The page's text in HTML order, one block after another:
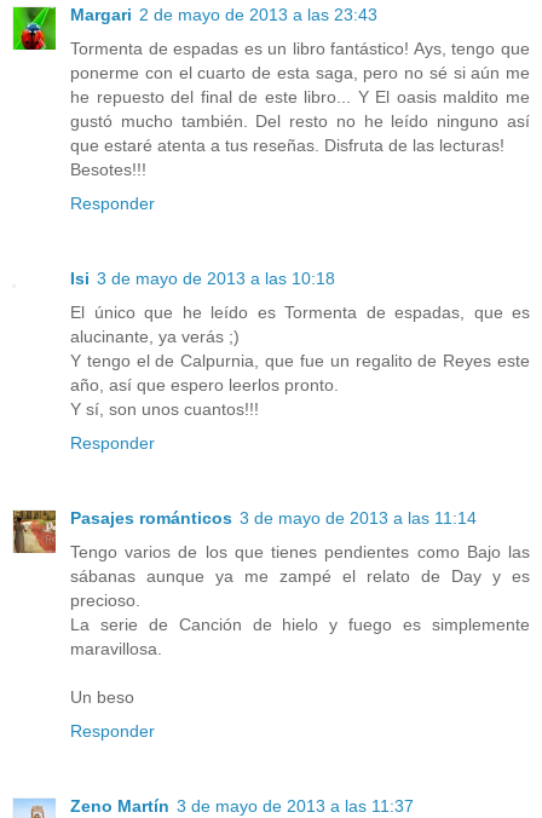
Margari 2 de mayo de 2013 a las 23:43
Tormenta de espadas es un libro fantástico! Ays, tengo que
ponerme con el cuarto de esta saga, pero no sé si aún me
he repuesto del final de este libro... Y El oasis maldito me
gustó mucho también. Del resto no he leído ninguno así
que estaré atenta a tus reseñas. Disfruta de las lecturas!
Besotes!!!
Responder
Isi 3 de mayo de 2013 a las 10:18
El único que he leído es Tormenta de espadas, que es
alucinante, ya verás ;)
Y tengo el de Calpurnia, que fue un regalito de Reyes este
año, así que espero leerlos pronto.
Y sí, son unos cuantos!!!
Responder
Pasajes románticos 3 de mayo de 2013 a las 11:14
Tengo varios de los que tienes pendientes como Bajo las
sábanas aunque ya me zampé el relato de Day y es
precioso.
La serie de Canción de hielo y fuego es simplemente
maravillosa.
Un beso
Responder
Zeno Martín 3 de mayo de 2013 a las 11:37